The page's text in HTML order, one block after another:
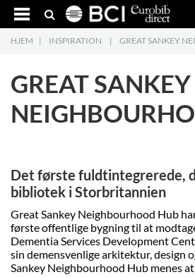
Produkter
Projekter
Inspiration
Om os
Kontakt os
HJEM | INSPIRATION | GREAT SANKEY
GREAT SANKEY
Det første fuldtintegrerede,
bibliotek i Storbritannien
Great Sankey Neighbourhood Hub
første offentlige bygning til at
Dementia Services Development
sin demensvenlige arkitektur, design
Sankey Neighbourhood Hub menes